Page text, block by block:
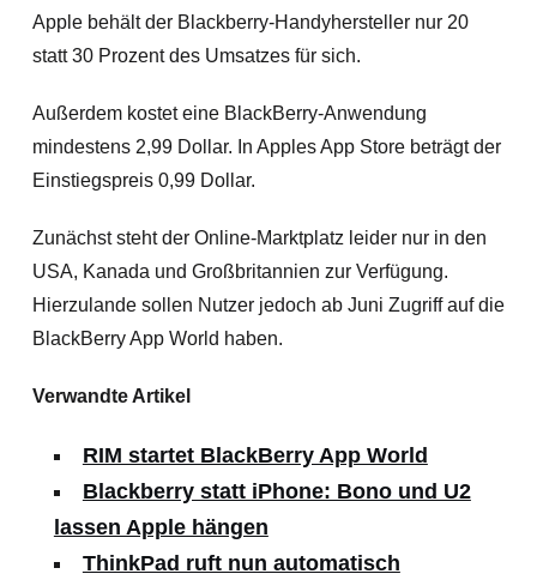
Apple behält der Blackberry-Handyhersteller nur 20
statt 30 Prozent des Umsatzes für sich.
Außerdem kostet eine BlackBerry-Anwendung
mindestens 2,99 Dollar. In Apples App Store beträgt der
Einstiegspreis 0,99 Dollar.
Zunächst steht der Online-Marktplatz leider nur in den
USA, Kanada und Großbritannien zur Verfügung.
Hierzulande sollen Nutzer jedoch ab Juni Zugriff auf die
BlackBerry App World haben.
Verwandte Artikel
RIM startet BlackBerry App World
Blackberry statt iPhone: Bono und U2
lassen Apple hängen
ThinkPad ruft nun automatisch